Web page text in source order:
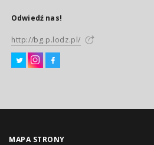
Odwiedź nas!
http://bg.p.lodz.pl/
MAPA STRONY